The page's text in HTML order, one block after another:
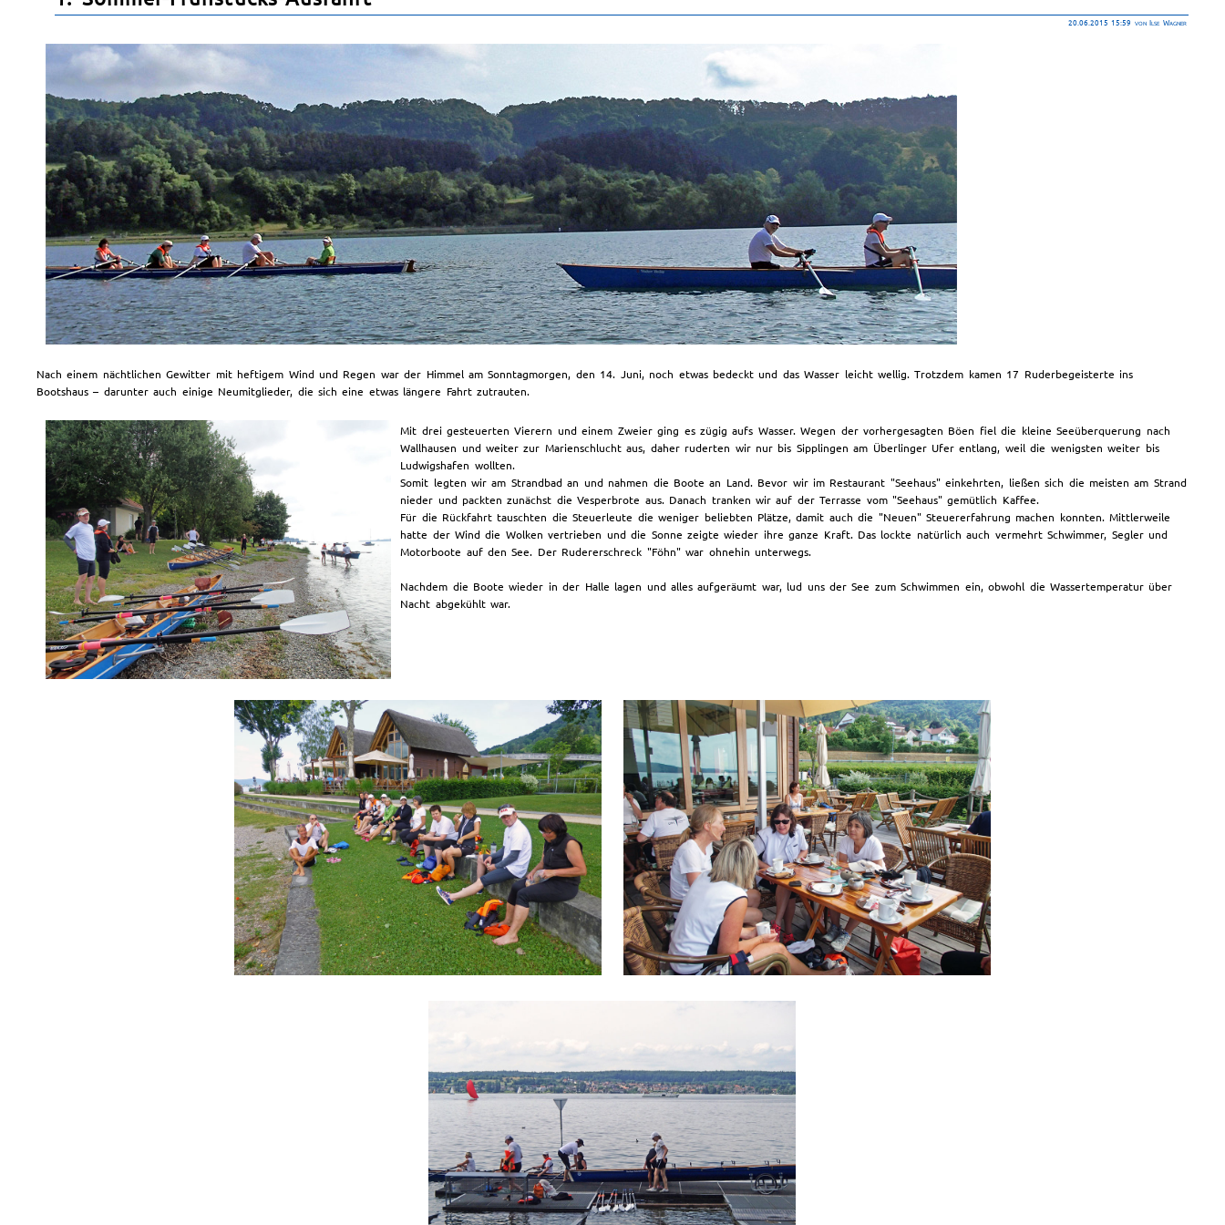
20.06.2015 15:59 von Ilse Wagner
Nach einem nächtlichen Gewitter mit heftigem Wind und Regen war der Himmel am Sonntagmorgen, den 14. Juni, noch etwas bedeckt und das Wasser leicht wellig. Trotzdem kamen 17 Ruderbegeisterte ins
Bootshaus – darunter auch einige Neumitglieder, die sich eine etwas längere Fahrt zutrauten.
Mit drei gesteuerten Vierern und einem Zweier ging es zügig aufs Wasser. Wegen der vorhergesagten Böen fiel die kleine Seeüberquerung nach
Wallhausen und weiter zur Marienschlucht aus, daher ruderten wir nur bis Sipplingen am Überlinger Ufer entlang, weil die wenigsten weiter bis
Ludwigshafen wollten.
Somit legten wir am Strandbad an und nahmen die Boote an Land. Bevor wir im Restaurant "Seehaus" einkehrten, ließen sich die meisten am Strand
nieder und packten zunächst die Vesperbrote aus. Danach tranken wir auf der Terrasse vom "Seehaus" gemütlich Kaffee.
Für die Rückfahrt tauschten die Steuerleute die weniger beliebten Plätze, damit auch die "Neuen" Steuererfahrung machen konnten. Mittlerweile
hatte der Wind die Wolken vertrieben und die Sonne zeigte wieder ihre ganze Kraft. Das lockte natürlich auch vermehrt Schwimmer, Segler und
Motorboote auf den See. Der Rudererschreck "Föhn" war ohnehin unterwegs.
Nachdem die Boote wieder in der Halle lagen und alles aufgeräumt war, lud uns der See zum Schwimmen ein, obwohl die Wassertemperatur über
Nacht abgekühlt war.